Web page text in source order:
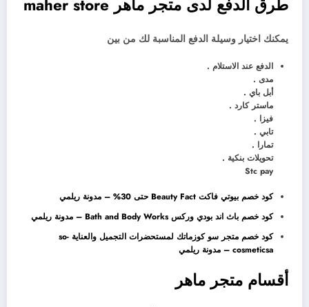
طرق الدفع لدى متجر ماهر maher store
يمكنك اختيار وسيلة الدفع المناسبة لك من بين
الدفع عند الاستلام .
مدى .
أبل باي .
ماستر كارد .
فيزا .
تابي .
تمارا .
تحويلات بنكية .
Stc pay
كود خصم بيوتي فاكت Beauty Fact حتى 30% – مدونة ريلمي
كود خصم باث اند بودي وركس Bath and Body Works – مدونة ريلمي
كود خصم متجر سو كوزماتك لمستحضرات التجميل والعناية so-
cosmeticsa – مدونة ريلمي
أقسام متجر ماهر